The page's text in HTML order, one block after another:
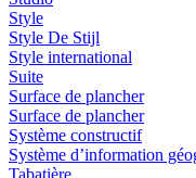
Style
Style De Stijl
Style international
Suite
Surface de plancher
Surface de plancher
Système constructif
Système d’information